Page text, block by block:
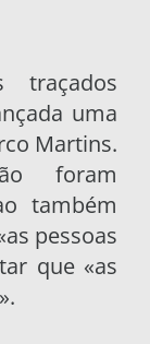
traçados
uma
Martins.
foram
também
pessoas
que «as